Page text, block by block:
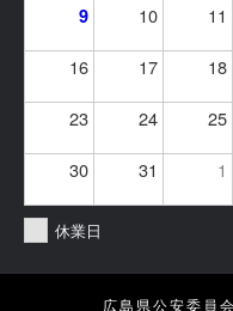
9 10 11
16 17 18
23 24 25
30 31 1
休業日
広島県公安委員